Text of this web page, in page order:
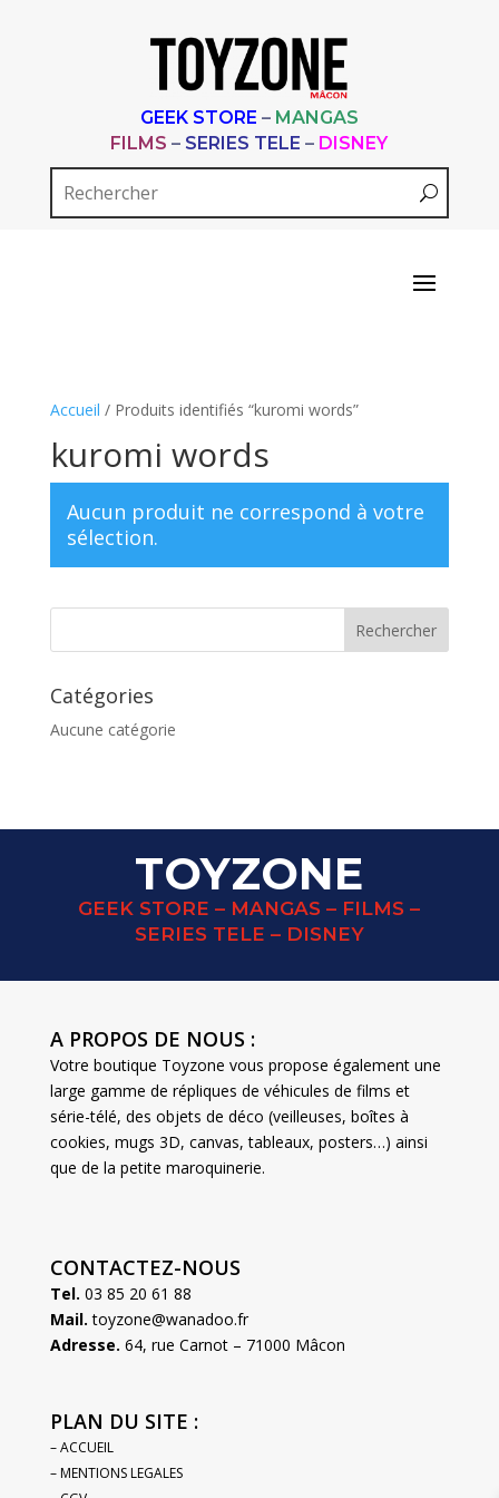
GEEK STORE – MANGAS
FILMS – SERIES TELE – DISNEY
Accueil / Produits identifiés “kuromi words”
kuromi words
Aucun produit ne correspond à votre
sélection.
Catégories
Aucune catégorie
TOYZONE
GEEK STORE – MANGAS – FILMS –
SERIES TELE – DISNEY
A PROPOS DE NOUS :
Votre boutique Toyzone vous propose également une
large gamme de répliques de véhicules de films et
série-télé, des objets de déco (veilleuses, boîtes à
cookies, mugs 3D, canvas, tableaux, posters…) ainsi
que de la petite maroquinerie.
CONTACTEZ-NOUS
Tel. 03 85 20 61 88
Mail. toyzone@wanadoo.fr
Adresse. 64, rue Carnot – 71000 Mâcon
PLAN DU SITE :
– ACCUEIL
– MENTIONS LEGALES